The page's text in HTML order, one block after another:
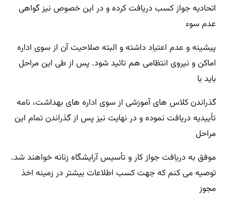
اتحادیه جواز کسب دریافت کرده و در این خصوص نیز گواهی
عدم سوء
پیشینه و عدم اعتیاد داشته و البته صلاحیت آن از سوی اداره
اماکن و نیروی انتظامی هم تائید شود. پس از طی این مراحل
باید با
گذراندن کلاس های آموزشی از سوی اداره های بهداشت، نامه
تأییدیه دریافت نموده و در نهایت نیز پس از گذراندن تمام این
مراحل
موفق به دریافت جواز کار و تأسیس آرایشگاه زنانه خواهند شد.
توصیه می کنم که جهت کسب اطلاعات بیشتر در زمینه اخذ
مجوز